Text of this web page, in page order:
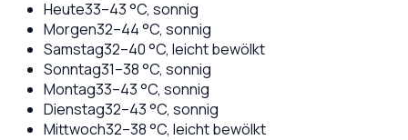
Heute33–43°C, sonnig
Morgen32–44°C, sonnig
Samstag32–40°C, leicht bewölkt
Sonntag31–38°C, sonnig
Montag33–43°C, sonnig
Dienstag32–43°C, sonnig
Mittwoch32–38°C, leicht bewölkt